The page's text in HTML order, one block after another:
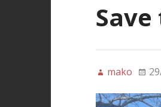
mako